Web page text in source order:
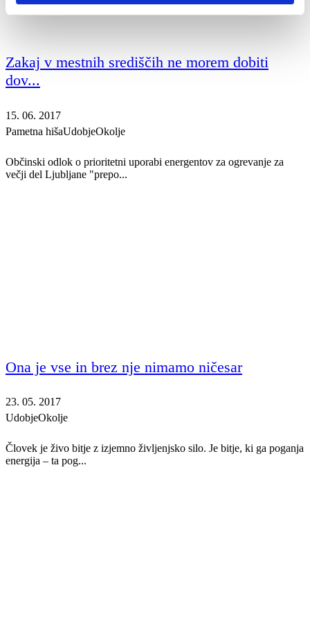
Zakaj v mestnih središčih ne morem dobiti
dov...
15. 06. 2017
Pametna hišaUdobjeOkolje
Občinski odlok o prioritetni uporabi energentov za ogrevanje za
večji del Ljubljane "prepo...
Ona je vse in brez nje nimamo ničesar
23. 05. 2017
UdobjeOkolje
Človek je živo bitje z izjemno življenjsko silo. Je bitje, ki ga poganja
energija – ta pog...